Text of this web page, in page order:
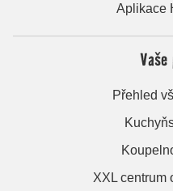
Aplikace
Vaše
Přehled
XXL centrum